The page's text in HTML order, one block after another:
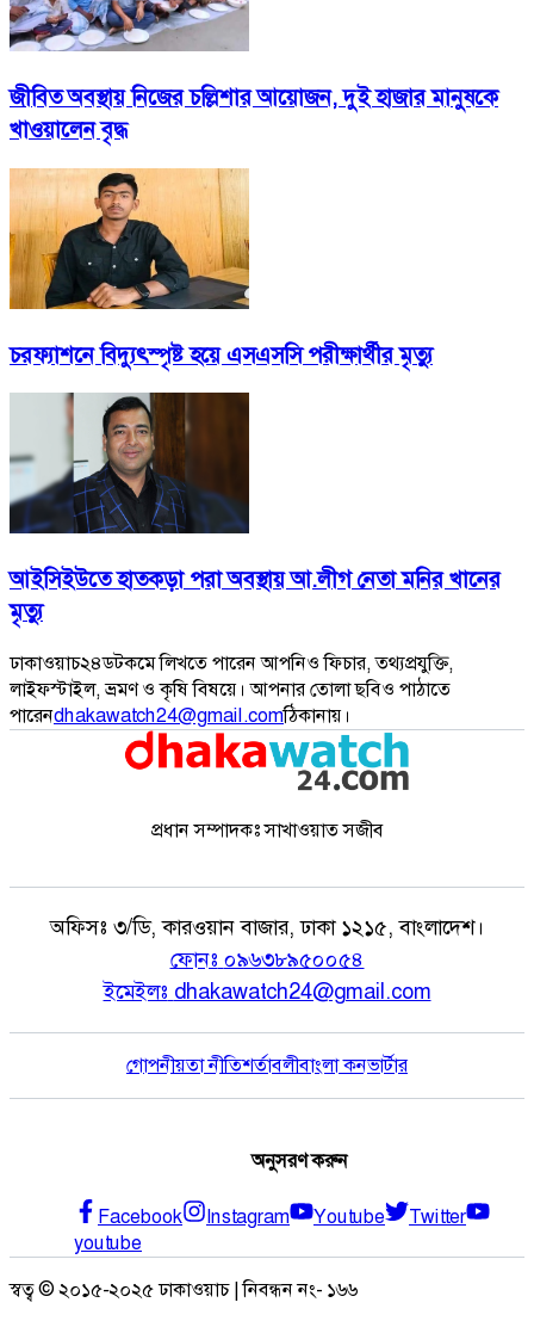
জীবিত অবস্থায় নিজের চল্লিশার আয়োজন, দুই হাজার মানুষকে
খাওয়ালেন বৃদ্ধ
চরফ্যাশনে বিদ্যুৎস্পৃষ্ট হয়ে এসএসসি পরীক্ষার্থীর মৃত্যু
আইসিইউতে হাতকড়া পরা অবস্থায় আ.লীগ নেতা মনির খানের
মৃত্যু
ঢাকাওয়াচ২৪ডটকমে লিখতে পারেন আপনিও ফিচার, তথ্যপ্রযুক্তি,
লাইফস্টাইল, ভ্রমণ ও কৃষি বিষয়ে। আপনার তোলা ছবিও পাঠাতে
পারেনdhakawatch24@gmail.comঠিকানায়।
প্রধান সম্পাদকঃ সাখাওয়াত সজীব
অফিসঃ ৩/ডি, কারওয়ান বাজার, ঢাকা ১২১৫, বাংলাদেশ।
ফোনঃ ০৯৬৩৮৯৫০০৫৪
ইমেইলঃ dhakawatch24@gmail.com
গোপনীয়তা নীতিশর্তাবলীবাংলা কনভার্টার
অনুসরণ করুন
Facebook Instagram Youtube
Twitter
youtube
স্বত্ব © ২০১৫-২০২৫ ঢাকাওয়াচ | নিবন্ধন নং- ১৬৬